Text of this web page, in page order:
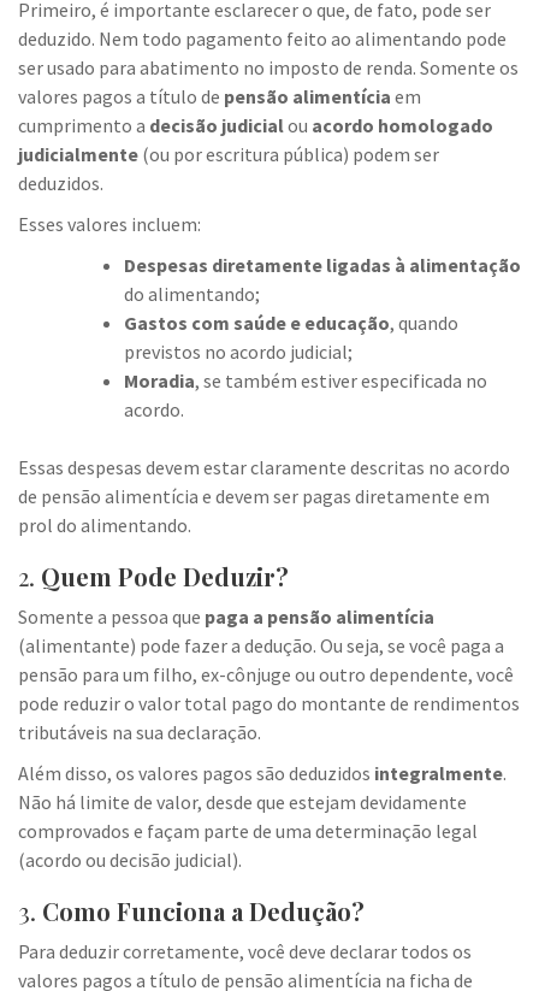
Primeiro, é importante esclarecer o que, de fato, pode ser
deduzido. Nem todo pagamento feito ao alimentando pode
ser usado para abatimento no imposto de renda. Somente os
valores pagos a título de pensão alimentícia em
cumprimento a decisão judicialou acordo homologado
judicialmente (ou por escritura pública) podem ser
deduzidos.
Esses valores incluem:
Despesas diretamente ligadas à alimentação
do alimentando;
Gastos com saúde e educação, quando
previstos no acordo judicial;
Moradia, se também estiver especificada no
acordo.
Essas despesas devem estar claramente descritas no acordo
de pensão alimentícia e devem ser pagas diretamente em
prol do alimentando.
2. Quem Pode Deduzir?
Somente a pessoa que paga a pensão alimentícia
(alimentante) pode fazer a dedução. Ou seja, se você paga a
pensão para um filho, ex-cônjuge ou outro dependente, você
pode reduzir o valor total pago do montante de rendimentos
tributáveis na sua declaração.
Além disso, os valores pagos são deduzidos integralmente.
Não há limite de valor, desde que estejam devidamente
comprovados e façam parte de uma determinação legal
(acordo ou decisão judicial).
3. Como Funciona a Dedução?
Para deduzir corretamente, você deve declarar todos os
valores pagos a título de pensão alimentícia na ficha de